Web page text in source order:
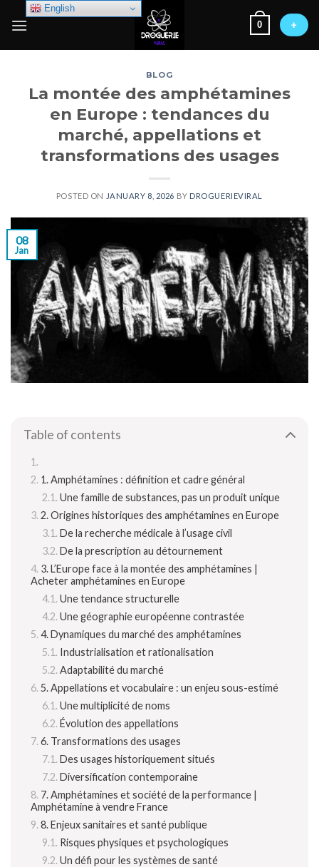
0 +
BLOG
La montée des amphétamines
en Europe : tendances du
marché, appellations et
transformations des usages
POSTED ON JANUARY 8, 2026 BY DROGUERIEVIRAL
08
Jan
Table of contents
1. Amphétamines : définition et cadre général
Une famille de substances, pas un produit unique
2. Origines historiques des amphétamines en Europe
De la recherche médicale à l’usage civil
De la prescription au détournement
3. L’Europe face à la montée des amphétamines |
Acheter amphétamines en Europe
Une tendance structurelle
Une géographie européenne contrastée
4. Dynamiques du marché des amphétamines
Industrialisation et rationalisation
Adaptabilité du marché
5. Appellations et vocabulaire : un enjeu sous-estimé
Une multiplicité de noms
Évolution des appellations
6. Transformations des usages
Des usages historiquement situés
Diversification contemporaine
7. Amphétamines et société de la performance |
Amphétamine à vendre France
8. Enjeux sanitaires et santé publique
Risques physiques et psychologiques
Un défi pour les systèmes de santé
English